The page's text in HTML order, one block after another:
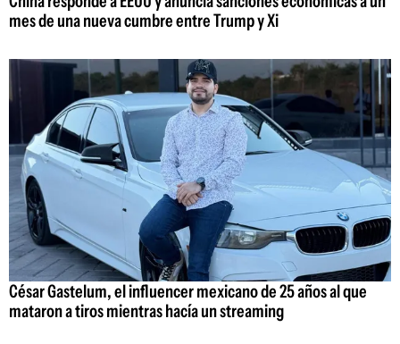
mes de una nueva cumbre entre Trump y Xi
César Gastelum, el influencer mexicano de 25 años al que
mataron a tiros mientras hacía un streaming